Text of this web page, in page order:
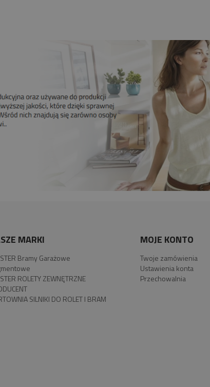
MARKI
Bramy Garażowe
ROLETY ZEWNĘTRZNE
SILNIKI DO ROLET I BRAM
MOJE KONTO
Twoje zamówienia
Ustawienia konta
Przechowalnia